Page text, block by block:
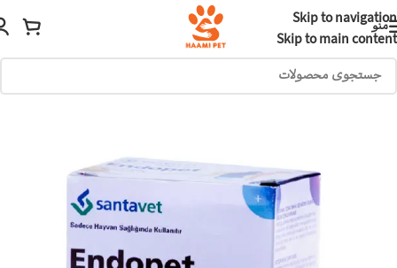
Skip to navigation
Skip to main content
منو